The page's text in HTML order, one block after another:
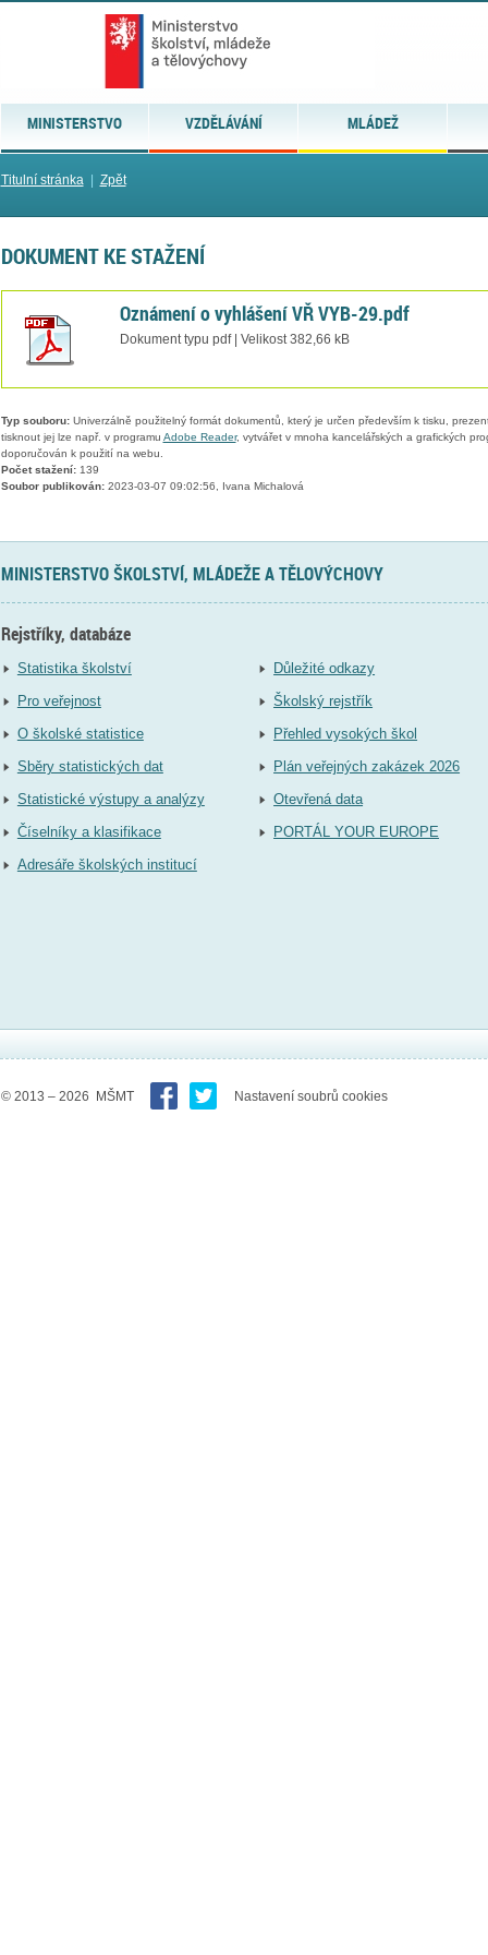
MINISTERSTVO VZDĚLÁVÁNÍ MLÁDEŽ
Titulní stránka| Zpět
DOKUMENT KE STAŽENÍ
Oznámení o vyhlášení VŘ VYB-29.pdf
Dokument typu pdf | Velikost 382,66 kB
Typ souboru:Univerzálně použitelný formát dokumentů, který je určen především k tisku,
tisknout jej lze např. v programu Adobe Reader, vytvářet v mnoha kancelářských a grafických
doporučován k použití na webu.
Počet stažení:139
Soubor publikován:2023-03-07 09:02:56, Ivana Michalová
MINISTERSTVO ŠKOLSTVÍ, MLÁDEŽE A TĚLOVÝCHOVY
Rejstříky, databáze
Statistika školství
Pro veřejnost
O školské statistice
Sběry statistických dat
Statistické výstupy a analýzy
Číselníky a klasifikace
Adresáře školských institucí
Důležité odkazy
Školský rejstřík
Přehled vysokých škol
Plán veřejných zakázek 2026
Otevřená data
PORTÁL YOUR EUROPE
© 2013 – 2026 MŠMT Nastavení soubrů cookies